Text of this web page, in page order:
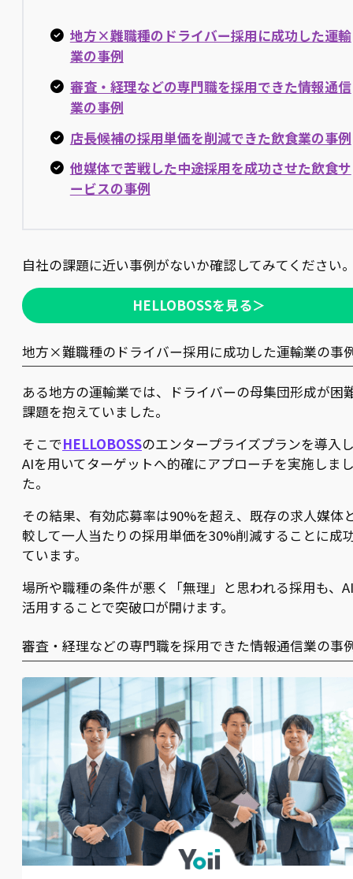
地方×難職種のドライバー採用に成功した運輸
業の事例
審査・経理などの専門職を採用できた情報通信
業の事例
店長候補の採用単価を削減できた飲食業の事例
他媒体で苦戦した中途採用を成功させた飲食サ
ービスの事例
自社の課題に近い事例がないか確認してみてください
HELLOBOSSを見る＞
地方×難職種のドライバー採用に成功した運輸業の事
ある地方の運輸業では、ドライバーの母集団形成が困
課題を抱えていました。
そこでHELLOBOSSのエンタープライズプランを導入
AIを用いてターゲットへ的確にアプローチを実施しま
た。
その結果、有効応募率は90%を超え、既存の求人媒体
較して一人当たりの採用単価を30%削減することに成
ています。
場所や職種の条件が悪く「無理」と思われる採用も、
活用することで突破口が開けます。
審査・経理などの専門職を採用できた情報通信業の事